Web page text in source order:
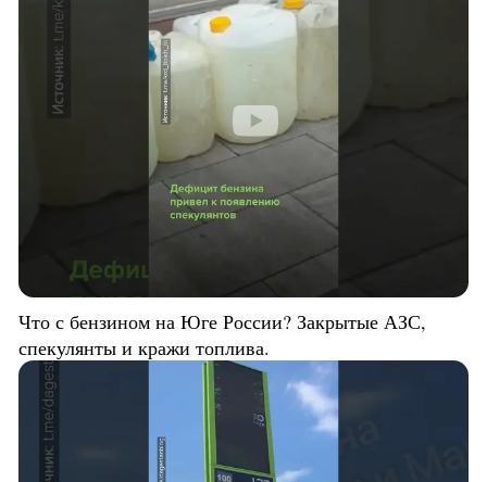
Что с бензином на Юге России? Закрытые АЗС,
спекулянты и кражи топлива.